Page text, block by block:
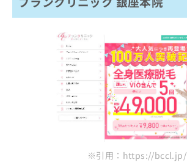
※引用：https://bccl.jp/